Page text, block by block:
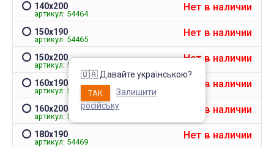
140х200
артикул: 54464
Нет в наличии
150х190
артикул: 54465
Нет в наличии
150х200
артикул: 54466
Нет в наличии
160х190
артикул: 54467
Нет в наличии
160х200
артикул: 54468
Нет в наличии
180х190
артикул: 54469
Нет в наличии
🇺🇦 Давайте українською?
ТАК
Залишити
російську